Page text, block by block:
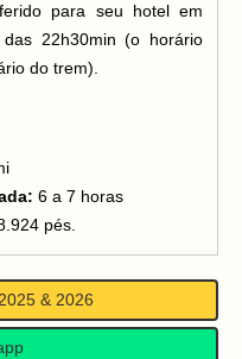
para seu hotel em
22h30min (o horário
do trem).
6 a 7 horas
pés.
& 2026